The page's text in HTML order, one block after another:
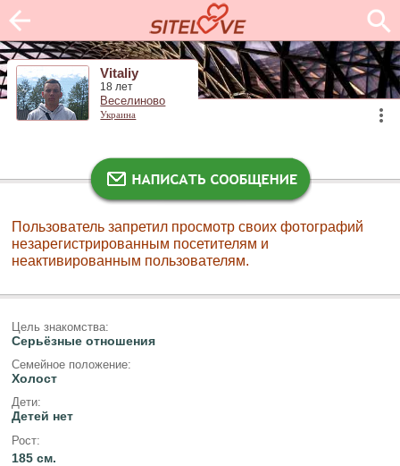
Vitaliy
18 лет
Веселиново
Украина
Пользователь запретил просмотр своих фотографий
незарегистрированным посетителям и
неактивированным пользователям.
Цель знакомства:
Серьёзные отношения
Семейное положение:
Холост
Дети:
Детей нет
Рост:
185 см.